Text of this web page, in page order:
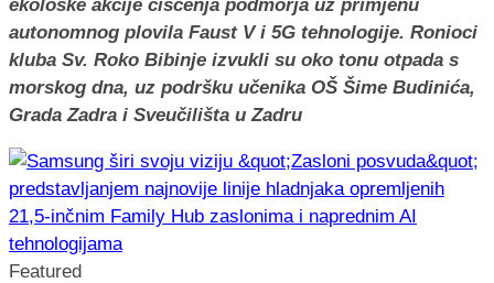
ekološke akcije čišćenja podmorja uz primjenu
autonomnog plovila Faust V i 5G tehnologije. Ronioci
kluba Sv. Roko Bibinje izvukli su oko tonu otpada s
morskog dna, uz podršku učenika OŠ Šime Budinića,
Grada Zadra i Sveučilišta u Zadru
Featured